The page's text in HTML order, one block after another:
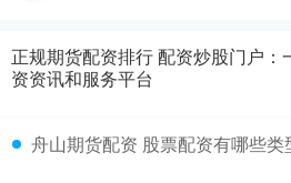
正规期货配资排行 配资炒股门户：
资资讯和服务平台
舟山期货配资 股票配资有哪些